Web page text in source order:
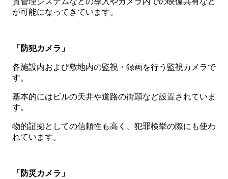
が可能になってきています。
「防犯カメラ」
各施設内および敷地内の監視・録画を行う監視カメラで
す。
基本的にはビルの天井や道路の街頭など設置されていま
す。
物的証拠としての信頼性も高く、犯罪検挙の際にも使わ
れています。
「防災カメラ」